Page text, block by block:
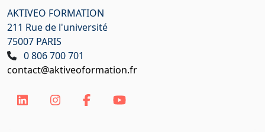
AKTIVEO FORMATION
211 Rue de l'université
75007 PARIS
0 806 700 701
contact@aktiveoformation.fr